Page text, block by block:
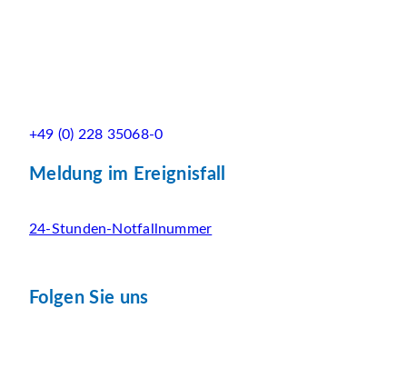
+49 (0) 228 35068-0
Meldung im Ereignisfall
24-Stunden-Notfallnummer
Folgen Sie uns